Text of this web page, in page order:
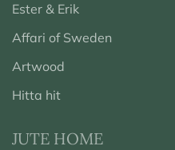
Ester & Erik
Affari of Sweden
Artwood
Hitta hit
JUTE HOME